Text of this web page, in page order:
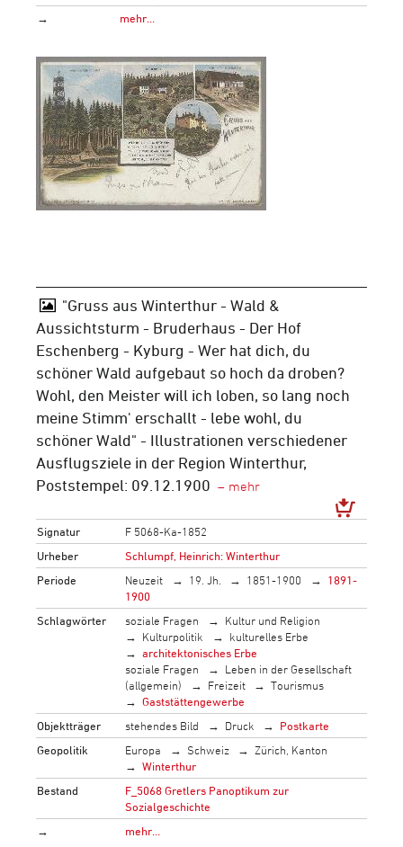
→
mehr…
"Gruss aus Winterthur - Wald &
Aussichtsturm - Bruderhaus - Der Hof
Eschenberg - Kyburg - Wer hat dich, du
schöner Wald aufgebaut so hoch da droben?
Wohl, den Meister will ich loben, so lang noch
meine Stimm' erschallt - lebe wohl, du
schöner Wald" - Illustrationen verschiedener
Ausflugsziele in der Region Winterthur,
Poststempel: 09.12.1900
Signatur
F 5068-Ka-1852
Urheber
Schlumpf, Heinrich: Winterthur
Periode
Neuzeit 19. Jh. 1851-1900
1891-
1900
Schlagwörter
soziale Fragen
Kultur und Religion
Kulturpolitik
kulturelles Erbe
architektonisches Erbe
soziale Fragen
Leben in der Gesellschaft
(allgemein)
Freizeit
Tourismus
Gaststättengewerbe
Objektträger
stehendes Bild Druck
Postkarte
Geopolitik
Europa Schweiz
Zürich, Kanton
Winterthur
Bestand
F_5068 Gretlers Panoptikum zur
Sozialgeschichte
→
mehr…